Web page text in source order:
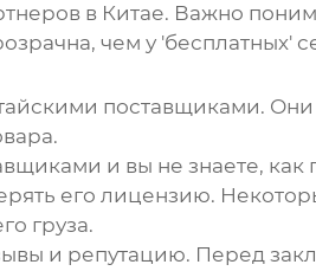
в Китае. Важно
чем у 'бесплатных'
поставщиками.
и вы не знаете,
его лицензию.
груза.
и репутацию. Перед